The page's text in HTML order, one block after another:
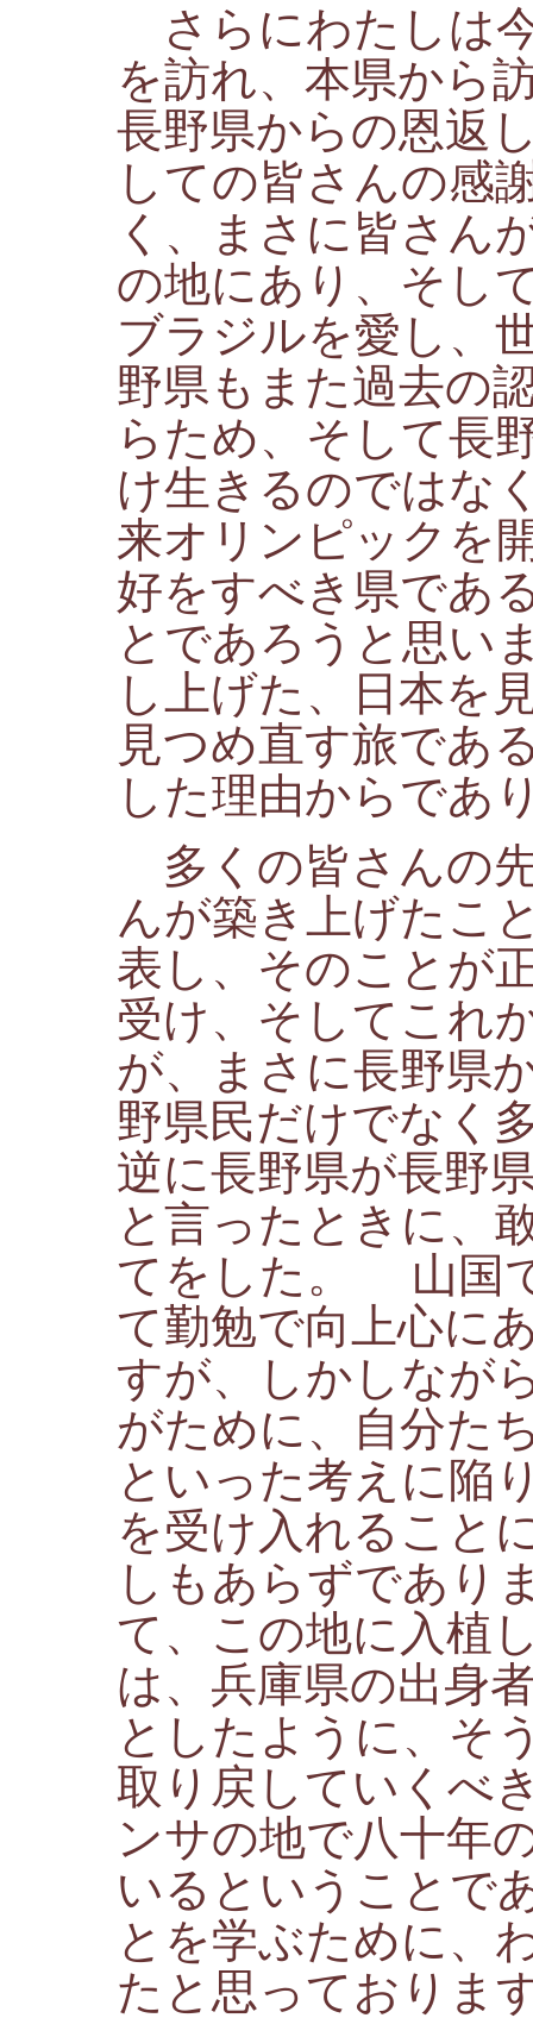
さらにわたしは
を訪れ、本県から
長野県からの恩返
しての皆さんの感
く、まさに皆さん
の地にあり、そし
ブラジルを愛し、
野県もまた過去の
らため、そして長
け生きるのではな
来オリンピックを
好をすべき県であ
とであろうと思い
し上げた、日本を
見つめ直す旅であ
した理由からであ
多くの皆さんの
んが築き上げたこ
表し、そのことが
受け、そしてこれ
が、まさに長野県
野県民だけでなく
逆に長野県が長野
と言ったときに、
てをした。 山国
て勤勉で向上心に
すが、しかしなが
がために、自分た
といった考えに陥
を受け入れること
しもあらずであり
て、この地に入植
は、兵庫県の出身
としたように、そ
取り戻していくべ
ンサの地で八十年
いるということで
とを学ぶために、
たと思っておりま